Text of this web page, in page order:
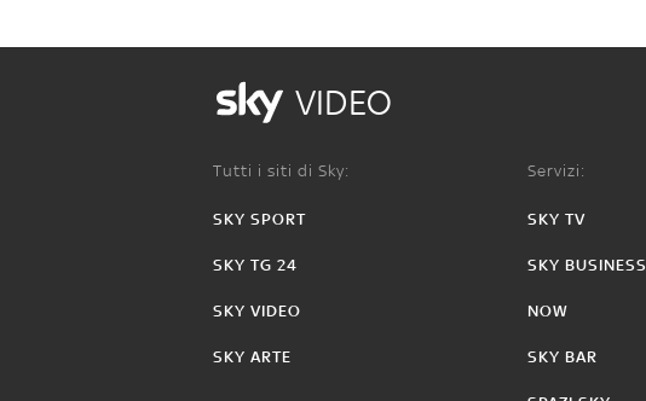
VIDEO
Tutti i siti di Sky:
SKY SPORT
SKY TG 24
SKY VIDEO
SKY ARTE
Servizi:
SKY TV
SKY BUSINESS
NOW
SKY BAR